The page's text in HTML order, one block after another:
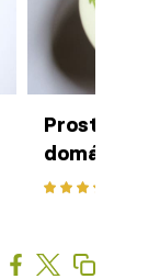
Prostřeno:
domácími